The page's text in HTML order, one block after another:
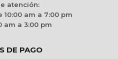
atención:
10:00 am a 7:00 pm
am a 3:00 pm
DE PAGO